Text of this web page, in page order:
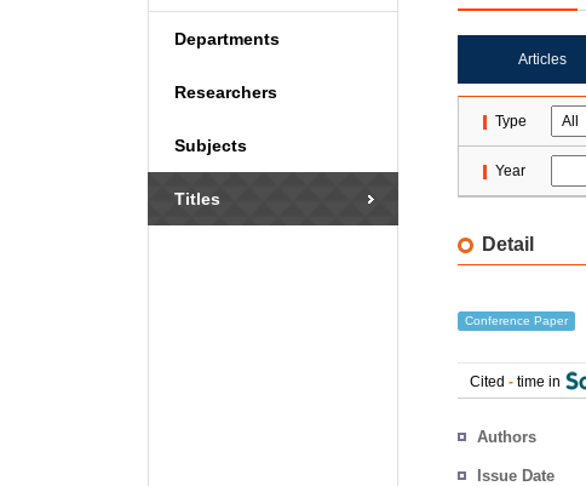
Departments
Researchers
Subjects
Titles
Articles
Type
Year
Detail
Conference Paper
Cited - time in
Authors
Issue Date